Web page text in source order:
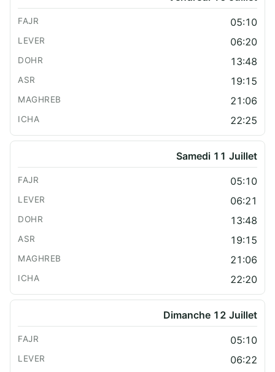
05:10
06:20
13:48
19:15
21:06
22:25
Samedi 11 Juillet
05:10
06:21
13:48
19:15
21:06
22:20
Dimanche 12 Juillet
05:10
06:22